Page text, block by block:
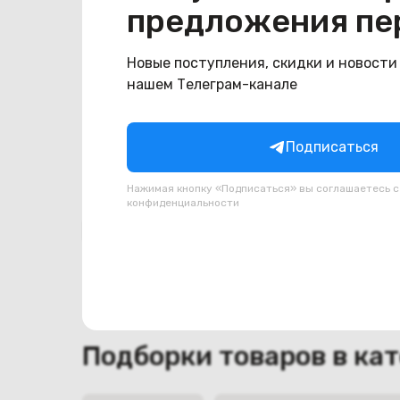
предложения
Новые поступления, скидки и
нашем Телеграм-канале
Подписаться
Нажимая кнопку «Подписаться» вы соглашаетесь
конфиденциальности
Тип товара
Разъем LAN
Состояние
Подборки товаров в